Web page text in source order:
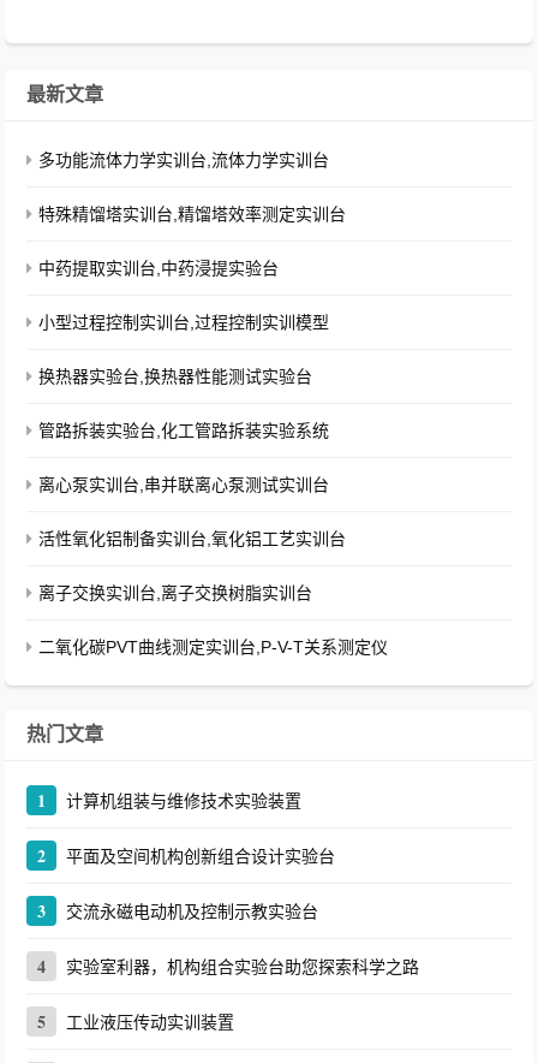
最新文章
多功能流体力学实训台,流体力学实训台
特殊精馏塔实训台,精馏塔效率测定实训台
中药提取实训台,中药浸提实验台
小型过程控制实训台,过程控制实训模型
换热器实验台,换热器性能测试实验台
管路拆装实验台,化工管路拆装实验系统
离心泵实训台,串并联离心泵测试实训台
活性氧化铝制备实训台,氧化铝工艺实训台
离子交换实训台,离子交换树脂实训台
二氧化碳PVT曲线测定实训台,P-V-T关系测定仪
热门文章
1 计算机组装与维修技术实验装置
2 平面及空间机构创新组合设计实验台
3 交流永磁电动机及控制示教实验台
4 实验室利器，机构组合实验台助您探索科学之路
5 工业液压传动实训装置